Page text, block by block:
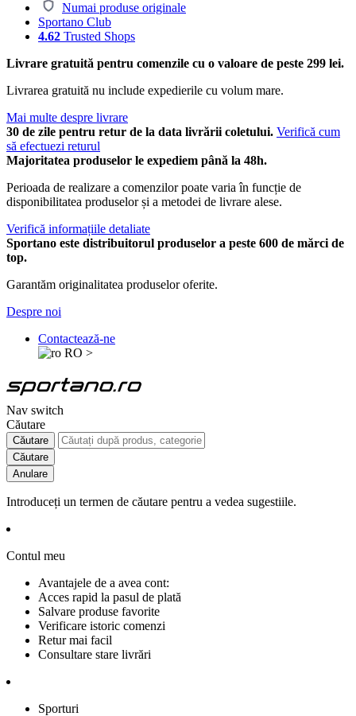
Numai produse originale
Sportano Club
4.62 Trusted Shops
Livrare gratuită pentru comenzile cu o valoare de peste 299 lei.
Livrarea gratuită nu include expedierile cu volum mare.
Mai multe despre livrare
30 de zile pentru retur de la data livrării coletului. Verifică cum
să efectuezi returul
Majoritatea produselor le expediem până la 48h.
Perioada de realizare a comenzilor poate varia în funcție de
disponibilitatea produselor și a metodei de livrare alese.
Verifică informațiile detaliate
Sportano este distribuitorul produselor a peste 600 de mărci de
top.
Garantăm originalitatea produselor oferite.
Despre noi
Contactează-ne
RO >
Nav switch
Căutare
Căutare
Căutare
Anulare
Introduceți un termen de căutare pentru a vedea sugestiile.
Contul meu
Avantajele de a avea cont:
Acces rapid la pasul de plată
Salvare produse favorite
Verificare istoric comenzi
Retur mai facil
Consultare stare livrări
Sporturi